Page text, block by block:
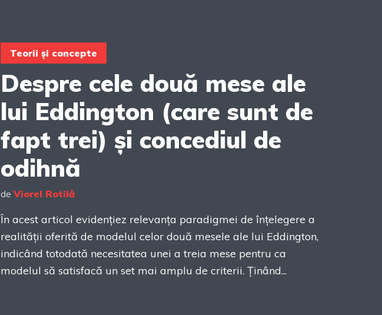
Teorii și concepte
Despre cele două mese ale
lui Eddington (care sunt de
fapt trei) și concediul de
odihnă
deViorel Rotilă
În acest articol evidențiez relevanța paradigmei de înțelegere a
realității oferită de modelul celor două mesele ale lui Eddington,
indicând totodată necesitatea unei a treia mese pentru ca
modelul să satisfacă un set mai amplu de criterii. Ținând...